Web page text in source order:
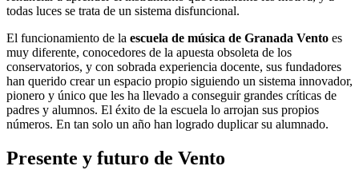
todas luces se trata de un sistema disfuncional.
El funcionamiento de la escuela de música de Granada Vento es
muy diferente, conocedores de la apuesta obsoleta de los
conservatorios, y con sobrada experiencia docente, sus fundadores
han querido crear un espacio propio siguiendo un sistema innovador,
pionero y único que les ha llevado a conseguir grandes críticas de
padres y alumnos. El éxito de la escuela lo arrojan sus propios
números. En tan solo un año han logrado duplicar su alumnado.
Presente y futuro de Vento